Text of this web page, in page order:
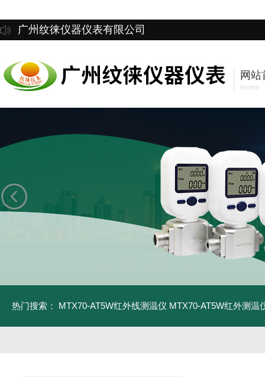
广州纹徕仪器仪表有限公司
网站
Home
热门搜索： MTX70-AT5W红外线测温仪 MTX70-AT5W红外测温